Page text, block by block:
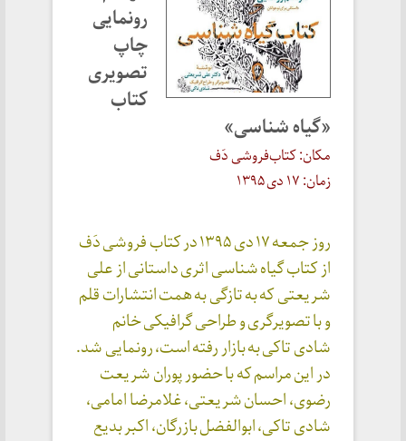
رونمایی
چاپ
تصویری
کتاب
«گیاه شناسی»
مکان: کتاب‌فروشی دَف
زمان: ۱۷ دی ۱۳۹۵
روز جمعه ۱۷ دی ۱۳۹۵ در کتاب فروشی دَف
از کتاب گیاه شناسی اثری داستانی از علی
شریعتی که به تازگی به همت انتشارات قلم
و با تصویرگری و طراحی گرافیکی خانم
شادی تاکی به بازار رفته است، رونمایی شد.
در این مراسم که با حضور پوران شریعت
رضوی، احسان شریعتی، غلامرضا امامی،
شادی تاکی، ابوالفضل بازرگان، اکبر بدیع